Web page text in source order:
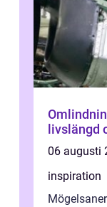
livslängd
06 augusti
inspiration